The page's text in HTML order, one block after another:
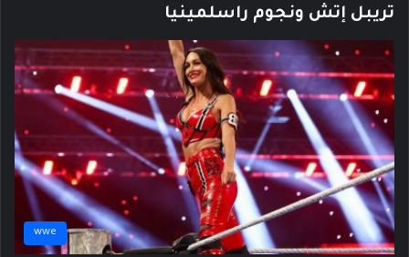
تريبل إتش ونجوم راسلمينيا
wwe